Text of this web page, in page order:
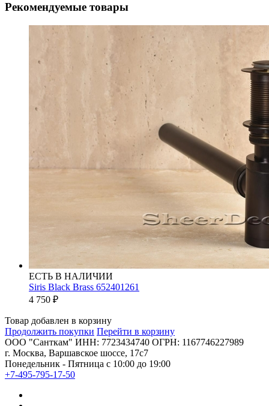
Рекомендуемые товары
ЕСТЬ В НАЛИЧИИ
Siris Black Brass 652401261
4 750 ₽
Товар добавлен в корзину
Продолжить покупки Перейти в корзину
ООО "Санткам" ИНН: 7723434740 ОГРН: 1167746227989
г. Москва, Варшавское шоссе, 17с7
Понедельник - Пятница с 10:00 до 19:00
+7-495-795-17-50